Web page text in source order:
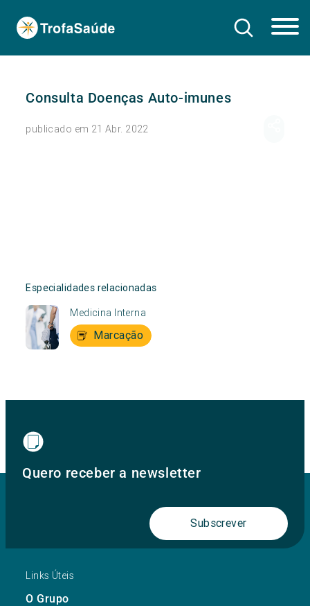
Consulta Doenças Auto-imunes
publicado em 21 Abr. 2022
Especialidades relacionadas
Medicina Interna
Marcação
Quero receber a newsletter
Subscrever
Links Úteis
O Grupo